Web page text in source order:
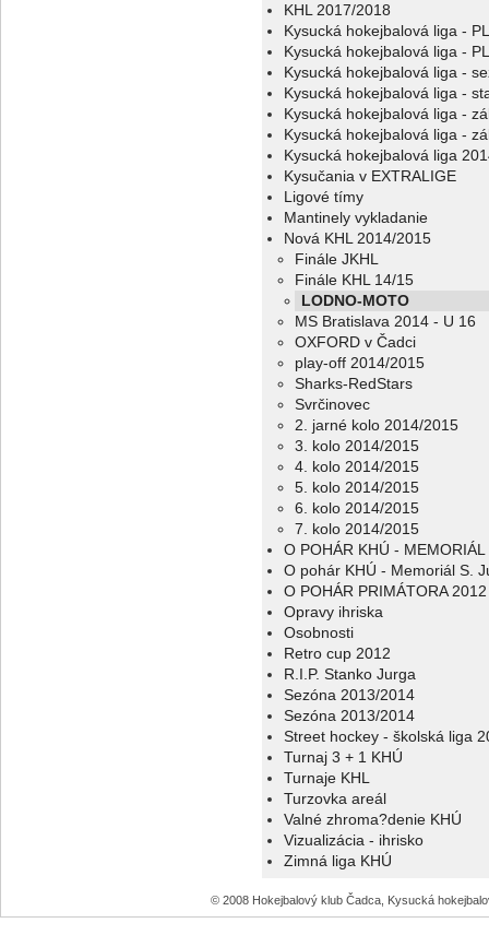
KHL 2017/2018
Kysucká hokejbalová liga -
Kysucká hokejbalová liga -
Kysucká hokejbalová liga -
Kysucká hokejbalová liga -
Kysucká hokejbalová liga -
Kysucká hokejbalová liga -
Kysucká hokejbalová liga
Kysučania v EXTRALIGE
Ligové tímy
Mantinely vykladanie
Nová KHL 2014/2015
Finále JKHL
Finále KHL 14/15
LODNO-MOTO
MS Bratislava 2014 - U 16
OXFORD v Čadci
play-off 2014/2015
Sharks-RedStars
Svrčinovec
2. jarné kolo 2014/2015
3. kolo 2014/2015
4. kolo 2014/2015
5. kolo 2014/2015
6. kolo 2014/2015
7. kolo 2014/2015
O POHÁR KHÚ - MEMORIÁL
O pohár KHÚ - Memoriál S.
O POHÁR PRIMÁTORA 2012
Opravy ihriska
Osobnosti
Retro cup 2012
R.I.P. Stanko Jurga
Sezóna 2013/2014
Sezóna 2013/2014
Street hockey - školská liga
Turnaj 3 + 1 KHÚ
Turnaje KHL
Turzovka areál
Valné zhroma?denie KHÚ
Vizualizácia - ihrisko
Zimná liga KHÚ
© 2008 Hokejbalový klub Čadca, Kysucká